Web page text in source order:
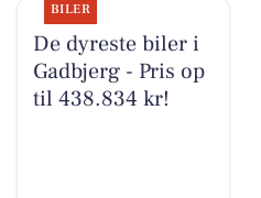
BILER
De dyreste biler i
Gadbjerg - Pris op
til 438.834 kr!